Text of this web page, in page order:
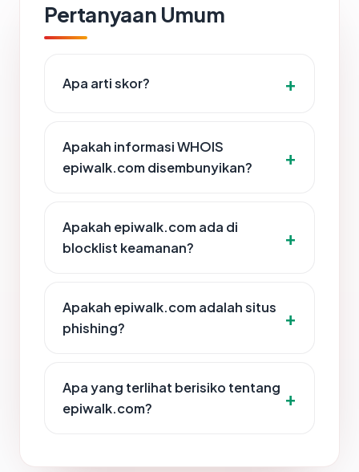
Pertanyaan Umum
Apa arti skor?
Apakah informasi WHOIS
epiwalk.com disembunyikan?
Apakah epiwalk.com ada di
blocklist keamanan?
Apakah epiwalk.com adalah situs
phishing?
Apa yang terlihat berisiko tentang
epiwalk.com?